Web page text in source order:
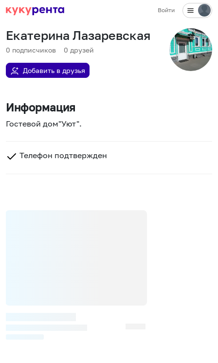
Войти
Екатерина Лазаревская
0 подписчиков 0 друзей
Добавить в друзья
Информация
Гостевой дом"Уют".
Телефон подтвержден